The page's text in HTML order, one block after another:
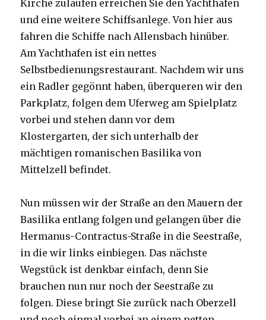
Kirche zulaufen erreichen Sie den Yachthafen
und eine weitere Schiffsanlege. Von hier aus
fahren die Schiffe nach Allensbach hinüber.
Am Yachthafen ist ein nettes
Selbstbedienungsrestaurant. Nachdem wir uns
ein Radler gegönnt haben, überqueren wir den
Parkplatz, folgen dem Uferweg am Spielplatz
vorbei und stehen dann vor dem
Klostergarten, der sich unterhalb der
mächtigen romanischen Basilika von
Mittelzell befindet.
Nun müssen wir der Straße an den Mauern der
Basilika entlang folgen und gelangen über die
Hermanus-Contractus-Straße in die Seestraße,
in die wir links einbiegen. Das nächste
Wegstück ist denkbar einfach, denn Sie
brauchen nun nur noch der Seestraße zu
folgen. Diese bringt Sie zurück nach Oberzell